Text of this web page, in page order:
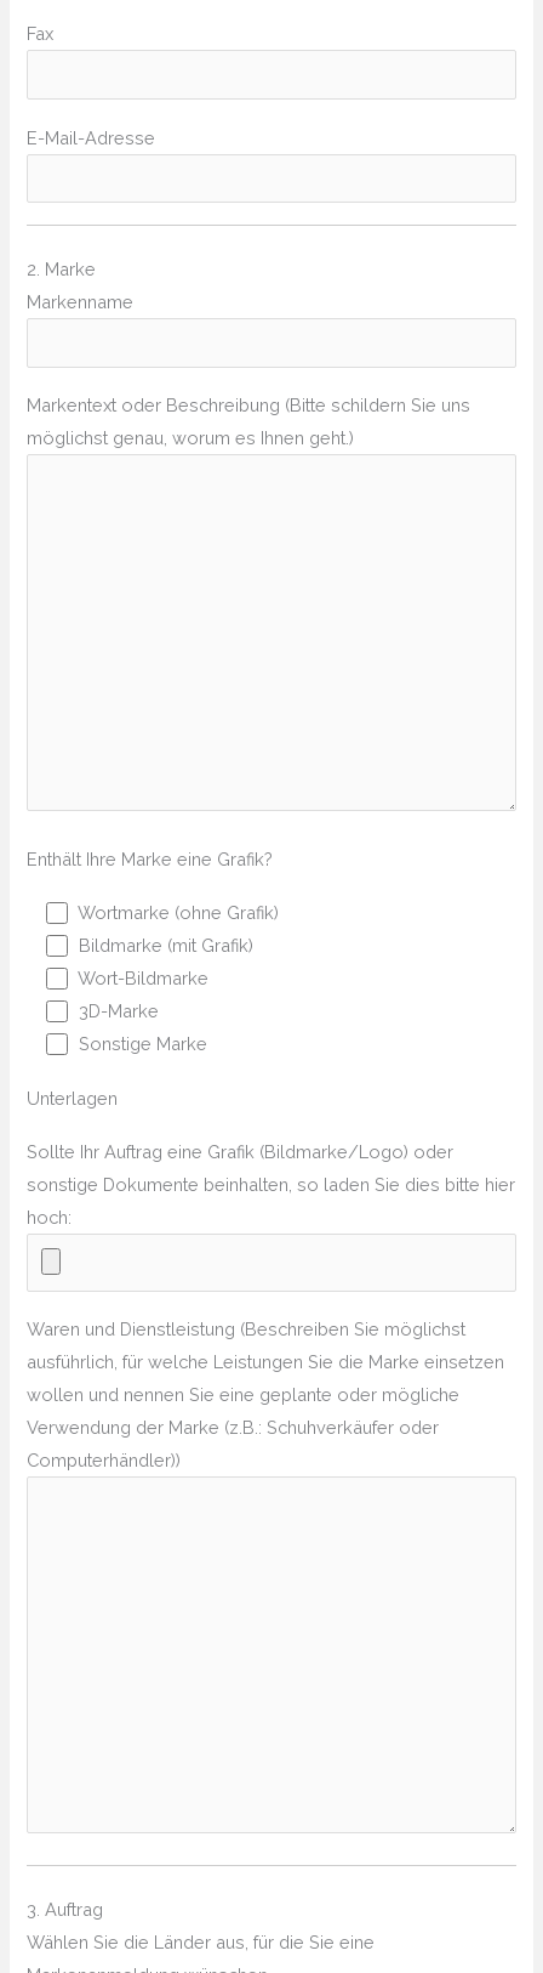
Fax
E-Mail-Adresse
2. Marke
Markenname
Markentext oder Beschreibung (Bitte schildern Sie uns
möglichst genau, worum es Ihnen geht.)
Enthält Ihre Marke eine Grafik?
Wortmarke (ohne Grafik)
Bildmarke (mit Grafik)
Wort-Bildmarke
3D-Marke
Sonstige Marke
Unterlagen
Sollte Ihr Auftrag eine Grafik (Bildmarke/Logo) oder
sonstige Dokumente beinhalten, so laden Sie dies bitte hier
hoch:
Waren und Dienstleistung (Beschreiben Sie möglichst
ausführlich, für welche Leistungen Sie die Marke einsetzen
wollen und nennen Sie eine geplante oder mögliche
Verwendung der Marke (z.B.: Schuhverkäufer oder
Computerhändler))
3. Auftrag
Wählen Sie die Länder aus, für die Sie eine